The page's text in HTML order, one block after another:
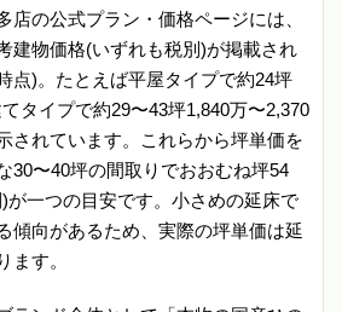
店の公式プラン・価格ページには、
建物価格(いずれも税別)が掲載され
点)。たとえば平屋タイプで約24坪
タイプで約29〜43坪1,840万〜2,370
されています。これらから坪単価を
30〜40坪の間取りでおおむね坪54
が一つの目安です。小さめの延床で
傾向があるため、実際の坪単価は延
ます。